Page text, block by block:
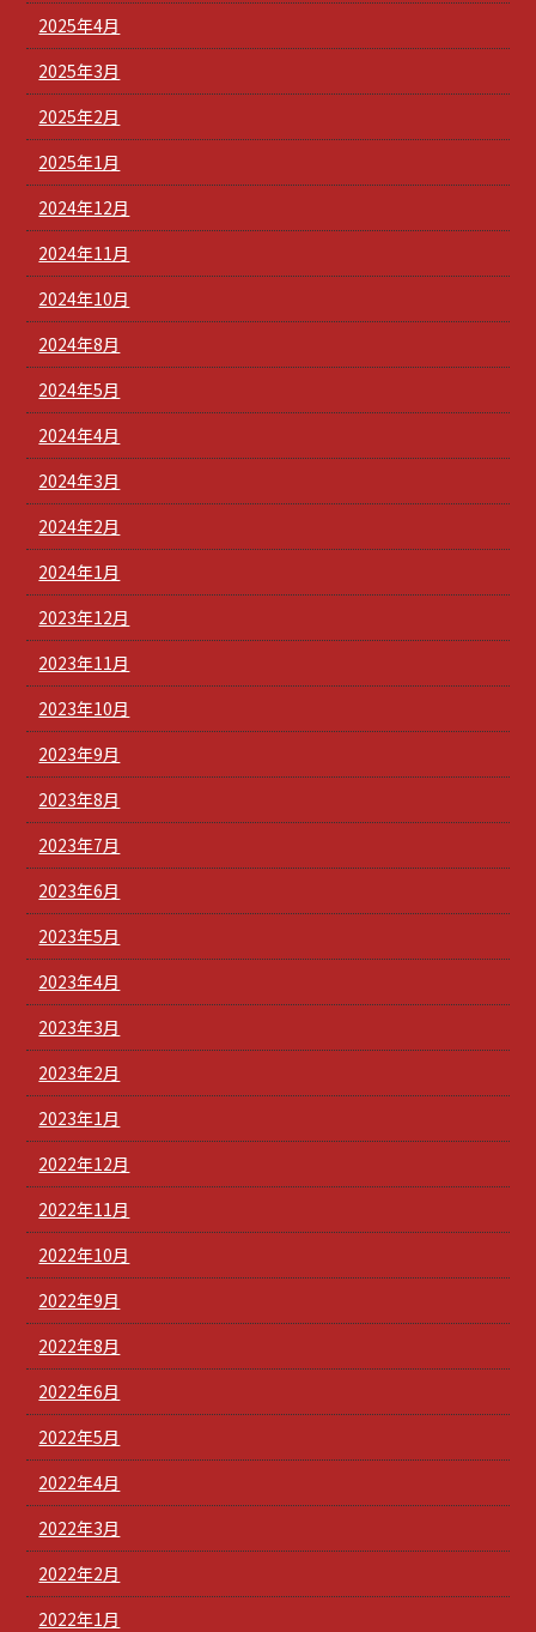
2025年4月
2025年3月
2025年2月
2025年1月
2024年12月
2024年11月
2024年10月
2024年8月
2024年5月
2024年4月
2024年3月
2024年2月
2024年1月
2023年12月
2023年11月
2023年10月
2023年9月
2023年8月
2023年7月
2023年6月
2023年5月
2023年4月
2023年3月
2023年2月
2023年1月
2022年12月
2022年11月
2022年10月
2022年9月
2022年8月
2022年6月
2022年5月
2022年4月
2022年3月
2022年2月
2022年1月